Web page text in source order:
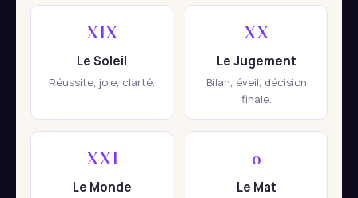
XIX
Le Soleil
Réussite, joie, clarté.
XX
Le Jugement
Bilan, éveil, décision
finale.
XXI
Le Monde
0
Le Mat